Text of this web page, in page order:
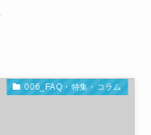
006_FAQ・特集・コラム